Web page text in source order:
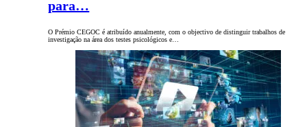
para…
O Prémio CEGOC é atribuído anualmente, com o objectivo de distinguir trabalhos de
investigação na área dos testes psicológicos e…